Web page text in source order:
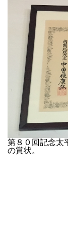
第８０回記念太
の賞状。